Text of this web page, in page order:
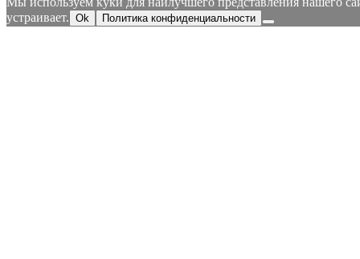
устраивает. Ok Политика конфиденциальности